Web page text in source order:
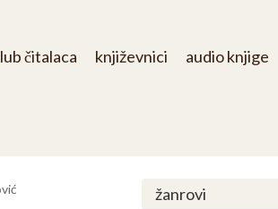
čitalaca književnici audio knjige
žanrovi